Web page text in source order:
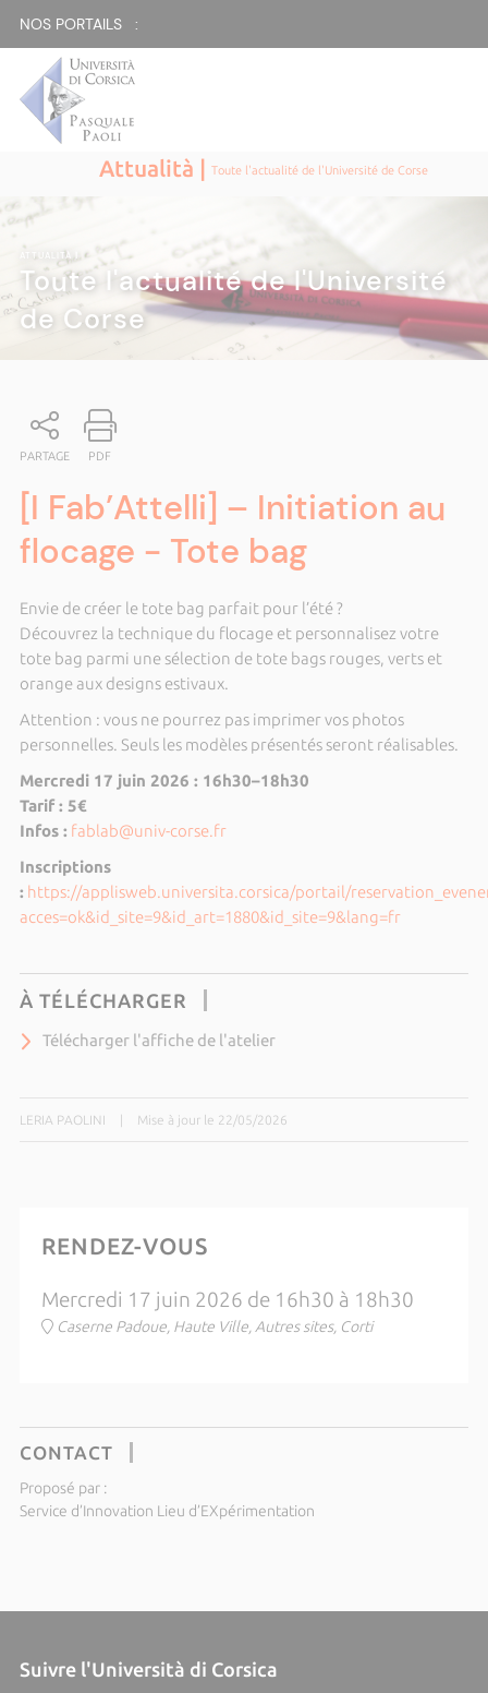
NOS PORTAILS :
Attualità |Toute l'actualité de l'Université de Corse
ATTUALITÀ|
Toute l'actualité de l'Université
de Corse
PARTAGE PDF
[I Fab’Attelli] – Initiation au
flocage - Tote bag
Envie de créer le tote bag parfait pour l’été ?
Découvrez la technique du flocage et personnalisez votre
tote bag parmi une sélection de tote bags rouges, verts et
orange aux designs estivaux.
Attention : vous ne pourrez pas imprimer vos photos
personnelles. Seuls les modèles présentés seront réalisables.
Mercredi 17 juin 2026 : 16h30–18h30
Tarif : 5€
Infos : fablab@univ-corse.fr
Inscriptions
: https://applisweb.universita.corsica/portail/
acces=ok&id_site=9&id_art=1880&id_site=9&lang=fr
À TÉLÉCHARGER
Télécharger l'affiche de l'atelier
LERIA PAOLINI Mise à jour le 22/05/2026
RENDEZ-VOUS
Mercredi 17 juin 2026 de 16h30 à 18h30
Caserne Padoue, Haute Ville, Autres sites, Corti
CONTACT
Proposé par :
Service d’Innovation Lieu d’EXpérimentation
Suivre l'Università di Corsica